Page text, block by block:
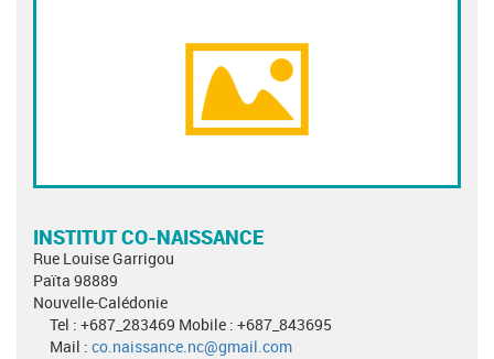
INSTITUT CO-NAISSANCE
Rue Louise Garrigou
Païta 98889
Nouvelle-Calédonie
Tel : +687_283469 Mobile : +687_843695
Mail : co.naissance.nc@gmail.com